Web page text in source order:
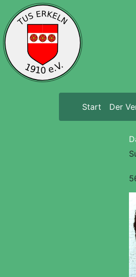
Start (current)
Der